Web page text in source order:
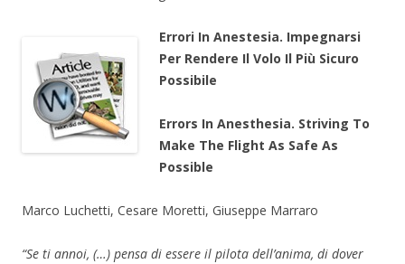
Errori In Anestesia. Impegnarsi
Per Rendere Il Volo Il Più Sicuro
Possibile
Errors In Anesthesia. Striving To
Make The Flight As Safe As
Possible
Marco Luchetti, Cesare Moretti, Giuseppe Marraro
“Se ti annoi, (…) pensa di essere il pilota dell’anima, di dover